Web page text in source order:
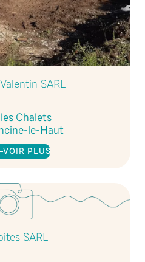
SARL
Chalets
le-Haut
VOIR PLUS
SARL